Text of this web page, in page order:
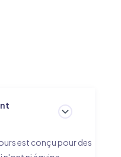
est conçu pour des